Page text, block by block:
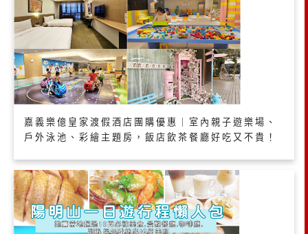
嘉義樂億皇家渡假酒店團購優惠｜室內親子遊樂場、
戶外泳池、彩繪主題房，飯店飲茶餐廳好吃又不貴！